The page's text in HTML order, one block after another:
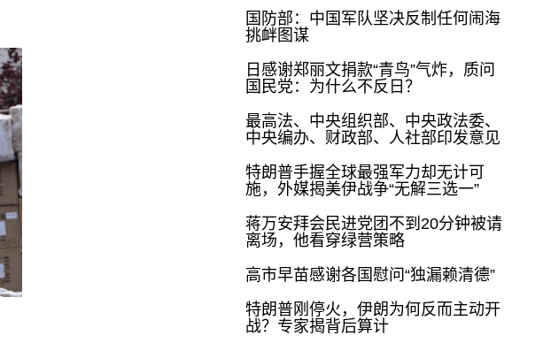
国防部：中国军队坚决反制任何闹海
挑衅图谋
日感谢郑丽文捐款“青鸟”气炸，质问
国民党：为什么不反日？
最高法、中央组织部、中央政法委、
中央编办、财政部、人社部印发意见
特朗普手握全球最强军力却无计可
施，外媒揭美伊战争“无解三选一”
蒋万安拜会民进党团不到20分钟被请
离场，他看穿绿营策略
高市早苗感谢各国慰问“独漏赖清德”
特朗普刚停火，伊朗为何反而主动开
战？专家揭背后算计